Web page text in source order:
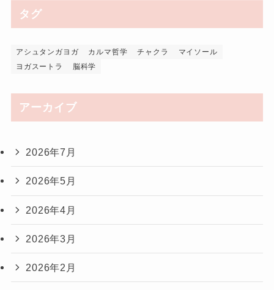
タグ
アシュタンガヨガ カルマ哲学 チャクラ
マイソール
ヨガスートラ
脳科学
アーカイブ
2026年7月
2026年5月
2026年4月
2026年3月
2026年2月